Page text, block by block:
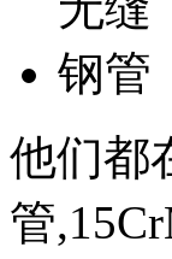
他们都
管